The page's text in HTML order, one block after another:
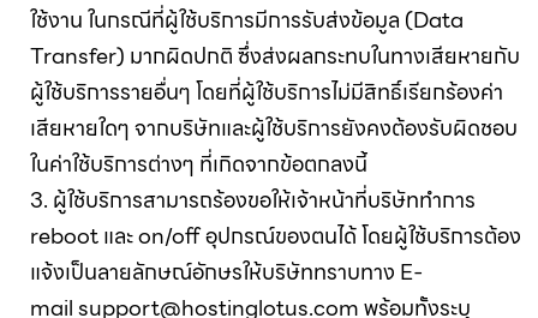
ใช้งาน ในกรณีที่ผู้ใช้บริการมีการรับส่งข้อมูล (Data
Transfer) มากผิดปกติ ซึ่งส่งผลกระทบในทางเสียหายกับ
ผู้ใช้บริการรายอื่นๆ โดยที่ผู้ใช้บริการไม่มีสิทธิ์เรียกร้องค่า
เสียหายใดๆ จากบริษัทและผู้ใช้บริการยังคงต้องรับผิดชอบ
ในค่าใช้บริการต่างๆ ที่เกิดจากข้อตกลงนี้
3. ผู้ใช้บริการสามารถร้องขอให้เจ้าหน้าที่บริษัททำการ
reboot และ on/off อุปกรณ์ของตนได้ โดยผู้ใช้บริการต้อง
แจ้งเป็นลายลักษณ์อักษรให้บริษัททราบทาง E-
mailsupport@hostinglotus.comพร้อมทั้งระบุ